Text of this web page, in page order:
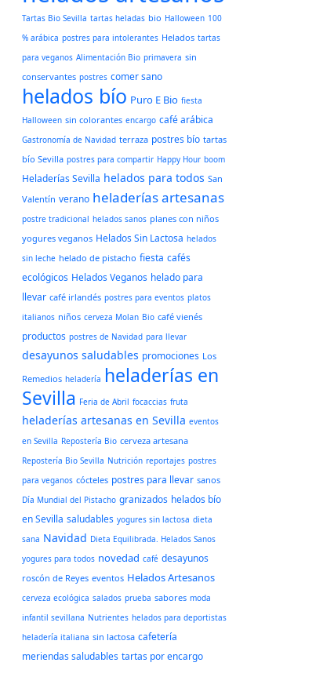
Tartas Bio Sevilla tartas heladas bio Halloween 100
% arábica postres para intolerantes Helados tartas
para veganos Alimentación Bio primavera sin
conservantes postres comer sano
helados bío Puro E Bio fiesta
Halloween sin colorantes encargo café arábica
Gastronomía de Navidad terraza postres bío tartas
bío Sevilla postres para compartir Happy Hour boom
Heladerías Sevilla helados para todos San
Valentín verano heladerías artesanas
postre tradicional helados sanos planes con niños
yogures veganos Helados Sin Lactosa helados
sin leche helado de pistacho fiesta cafés
ecológicos Helados Veganos helado para
llevar café irlandés postres para eventos platos
italianos niños cerveza Molan Bio café vienés
productos postres de Navidad para llevar
desayunos saludables promociones Los
Remedios heladería heladerías en
Sevilla Feria de Abril focaccias fruta
heladerías artesanas en Sevilla eventos
en Sevilla Repostería Bio cerveza artesana
Repostería Bio Sevilla Nutrición reportajes postres
para veganos cócteles postres para llevar sanos
Día Mundial del Pistacho granizados helados bío
en Sevilla saludables yogures sin lactosa dieta
sana Navidad Dieta Equilibrada. Helados Sanos
yogures para todos novedad café desayunos
roscón de Reyes eventos Helados Artesanos
cerveza ecológica salados prueba sabores moda
infantil sevillana Nutrientes helados para deportistas
heladería italiana sin lactosa cafetería
meriendas saludables tartas por encargo